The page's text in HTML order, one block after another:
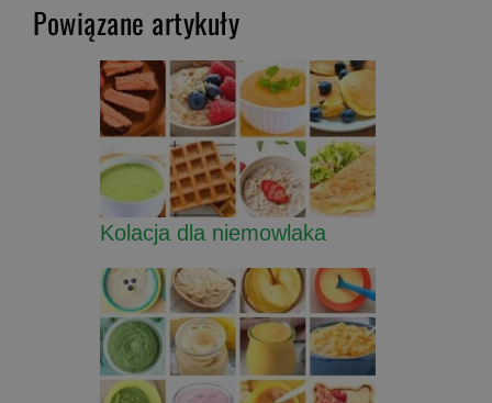
Powiązane artykuły
Kolacja dla niemowlaka